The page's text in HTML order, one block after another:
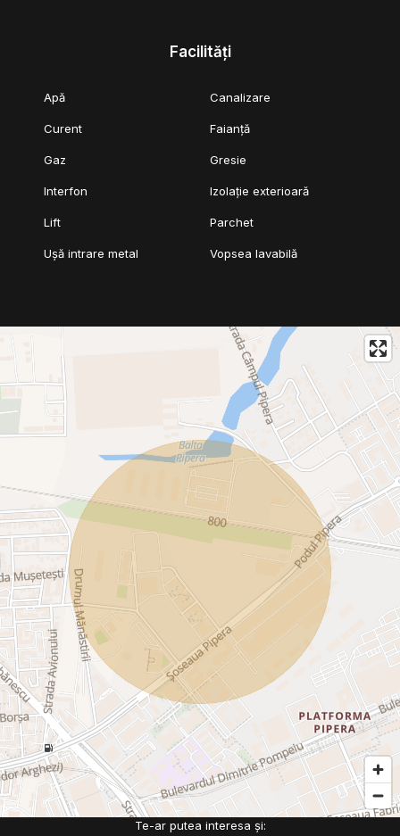
Facilități
Apă Canalizare
Curent Faianță
Gaz Gresie
Interfon Izolație exterioară
Lift Parchet
Ușă intrare metal Vopsea lavabilă
Te-ar putea interesa și: